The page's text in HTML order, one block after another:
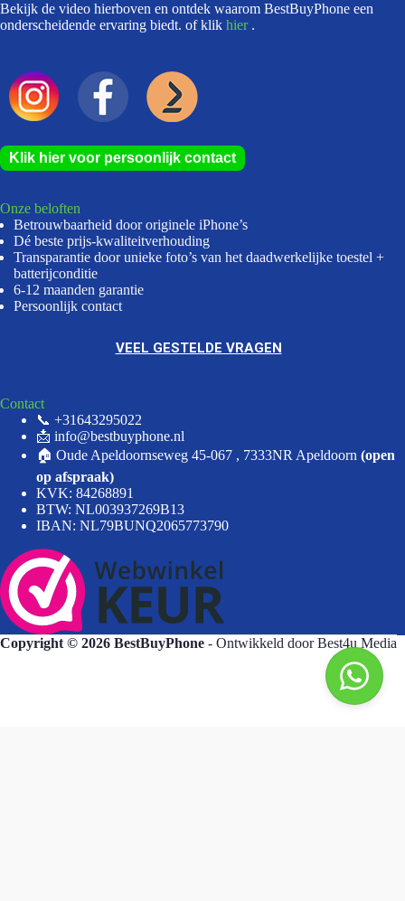
Bekijk de video hierboven en ontdek waarom BestBuyPhone een
onderscheidende ervaring biedt. of klik hier .
Klik hier voor persoonlijk contact
Onze beloften
Betrouwbaarheid door originele iPhone’s
Dé beste prijs-kwaliteitverhouding
Transparantie door unieke foto’s van het daadwerkelijke toestel +
batterijconditie
6-12 maanden garantie
Persoonlijk contact
VEEL GESTELDE VRAGEN
Contact
📞 +31643295022
📩 info@bestbuyphone.nl
🏠 Oude Apeldoornseweg 45-067 , 7333NR Apeldoorn (open
op afspraak)
KVK: 84268891
BTW: NL003937269B13
IBAN: NL79BUNQ2065773790
Copyright © 2026 BestBuyPhone - Ontwikkeld doorBest4u Media